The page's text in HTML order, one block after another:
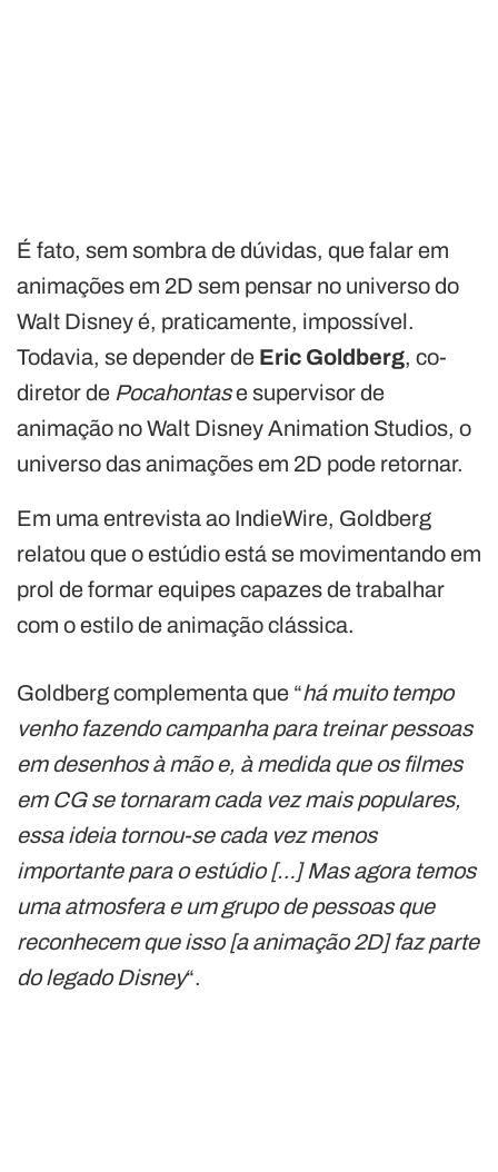
É fato, sem sombra de dúvidas, que falar em
animações em 2D sem pensar no universo do
Walt Disney é, praticamente, impossível.
Todavia, se depender de Eric Goldberg, co-
diretor de Pocahontase supervisor de
animação no Walt Disney Animation Studios, o
universo das animações em 2D pode retornar.
Em uma entrevista ao IndieWire, Goldberg
relatou que o estúdio está se movimentando em
prol de formar equipes capazes de trabalhar
com o estilo de animação clássica.
Goldberg complementa que “há muito tempo
venho fazendo campanha para treinar pessoas
em desenhos à mão e, à medida que os filmes
em CG se tornaram cada vez mais populares,
essa ideia tornou-se cada vez menos
importante para o estúdio […] Mas agora temos
uma atmosfera e um grupo de pessoas que
reconhecem que isso [a animação 2D] faz parte
do legado Disney“.